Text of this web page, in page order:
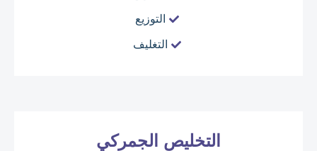
التوزيع
التغليف
التخليص الجمركي